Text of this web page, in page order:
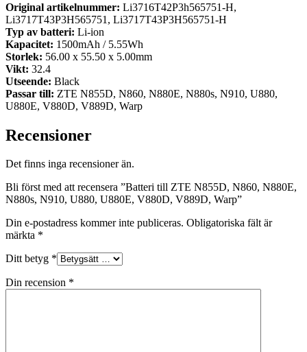
Original artikelnummer: Li3716T42P3h565751-H,
Li3717T43P3H565751, Li3717T43P3H565751-H
Typ av batteri: Li-ion
Kapacitet: 1500mAh / 5.55Wh
Storlek: 56.00 x 55.50 x 5.00mm
Vikt: 32.4
Utseende: Black
Passar till: ZTE N855D, N860, N880E, N880s, N910, U880,
U880E, V880D, V889D, Warp
Recensioner
Det finns inga recensioner än.
Bli först med att recensera ”Batteri till ZTE N855D, N860, N880E,
N880s, N910, U880, U880E, V880D, V889D, Warp”
Din e-postadress kommer inte publiceras. Obligatoriska fält är
märkta *
Ditt betyg *
Din recension *